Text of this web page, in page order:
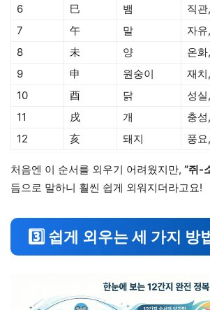
6
巳 뱀
직
7
午 말
자
8
未 양
온
9
申 원숭이
재
10
酉 닭
성
11
戌 개
충
12
亥 돼지 풍
처음엔 이 순서를 외우기 어려웠지만, “쥐-
듬으로 말하니 훨씬 쉽게 외워지더라고요!
3️⃣ 쉽게 외우는 세 가지 방